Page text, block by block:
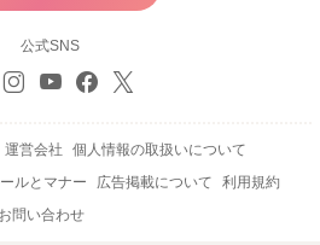
公式SNS
運営会社
個人情報の取扱いについて
ルとマナー 広告掲載について
利用規約
お問い合わせ